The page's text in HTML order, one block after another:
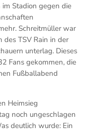
Stadion gegen die
Schreitmüller war
des TSV Rain in der
unterlag. Dieses
Fans gekommen, die
Fußballabend
Heimsieg
noch ungeschlagen
deutlich wurde: Ein